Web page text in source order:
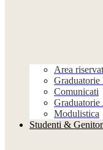
Area
Graduatorie
Comunicati
Graduatorie
Modulistica
Studenti &